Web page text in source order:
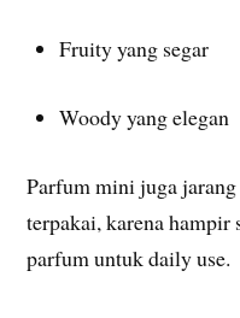
Fruity yang segar
Woody yang elegan
Parfum mini juga
terpakai, karena hampir
parfum untuk daily use.